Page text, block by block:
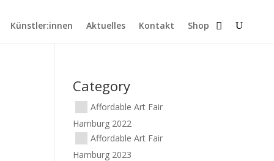
Künstler:innen Aktuelles Kontakt Shop
Category
Affordable Art Fair
Hamburg 2022
Affordable Art Fair
Hamburg 2023